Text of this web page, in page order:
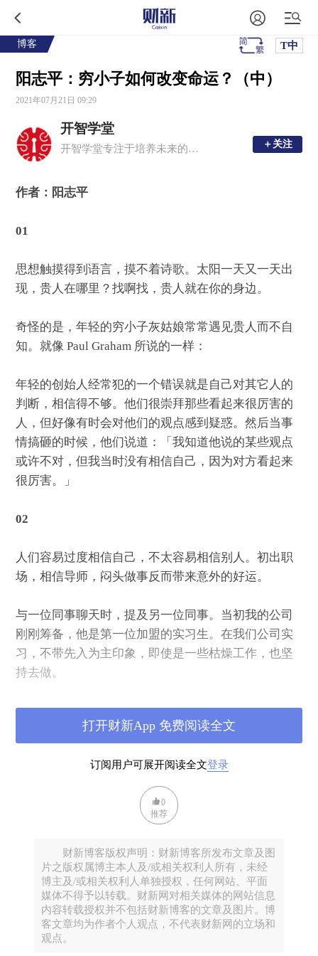
博客 T中
阳志平：穷小子如何改变命运？（中）
2021年07月21日 09:29
开智学堂
开智学堂专注于培养未来的创造者，在这里你可以与小伙伴一起学习认知科学、人工智能和创意写作等 21 世纪人才所需的技能。 ＋关注
＋关注
作者：阳志平
01
思想触摸得到语言，摸不着诗歌。太阳一天又一天出
现，贵人在哪里？找啊找，贵人就在你的身边。
奇怪的是，年轻的穷小子灰姑娘常常遇见贵人而不自
知。就像 Paul Graham 所说的一样：
年轻的创始人经常犯的一个错误就是自己对其它人的
判断，相信得不够。他们很崇拜那些看起来很厉害的
人，但好像有时会对他们的观点感到疑惑。然后当事
情搞砸的时候，他们说道：「我知道他说的某些观点
或许不对，但我当时没有相信自己，因为对方看起来
很厉害。」
02
人们容易过度相信自己，不太容易相信别人。初出职
场，相信导师，闷头做事反而带来意外的好运。
与一位同事聊天时，提及另一位同事。当初我的公司
刚刚筹备，他是第一位加盟的实习生。在我们公司实
习，不带先入为主印象，即使是一些枯燥工作，也坚
持去做。
今天回头看，成长不慢，整个过程收获不小。眼界、
人脉与能力全方面超出同宿舍同学。我有时候跟同事
错，但是，在你年轻时，你能信任谁？
多数人的运气是不好的，碰到的第一个老板不会成为
真贵人。这是因为目前中国的信任氛围还不好。在这
样的国度，你很难相信别人。只有自行觉悟的天才，
才可以高速成长。
虽然国人面对的是命运的艰难模式，然而借助于中国
足够庞大的人口基数，总会有人胜出。而这些胜出的
人，必然会掌握一种技巧：有技巧地信任。
订阅用户可展开阅读全文登录
打开财新App 免费阅读全文
0
推荐
财新博客版权声明：财新博客所发布文章及图
片之版权属博主本人及/或相关权利人所有，未经
博主及/或相关权利人单独授权，任何网站、平面
媒体不得予以转载。财新网对相关媒体的网站信息
内容转载授权并不包括财新博客的文章及图片。博
客文章均为作者个人观点，不代表财新网的立场和
观点。